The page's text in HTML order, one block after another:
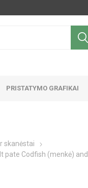
PRISTATYMO GRAFIKAI
skanėstai
pate Codfish (menkė) and